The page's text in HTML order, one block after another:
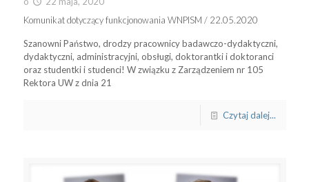
Komunikat dotyczący funkcjonowania WNPISM / 22.05.2020
Szanowni Państwo, drodzy pracownicy badawczo-dydaktyczni,
dydaktyczni, administracyjni, obsługi, doktorantki i doktoranci
oraz studentki i studenci! W związku z Zarządzeniem nr 105
Rektora UW z dnia 21
Czytaj dalej...